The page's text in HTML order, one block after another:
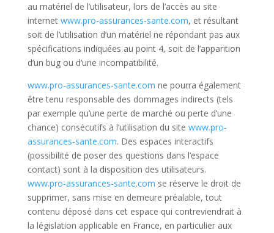
au matériel de l’utilisateur, lors de l’accès au site
internet www.pro-assurances-sante.com, et résultant
soit de l’utilisation d’un matériel ne répondant pas aux
spécifications indiquées au point 4, soit de l’apparition
d’un bug ou d’une incompatibilité.
www.pro-assurances-sante.com ne pourra également
être tenu responsable des dommages indirects (tels
par exemple qu’une perte de marché ou perte d’une
chance) consécutifs à l’utilisation du site www.pro-
assurances-sante.com. Des espaces interactifs
(possibilité de poser des questions dans l’espace
contact) sont à la disposition des utilisateurs.
www.pro-assurances-sante.com se réserve le droit de
supprimer, sans mise en demeure préalable, tout
contenu déposé dans cet espace qui contreviendrait à
la législation applicable en France, en particulier aux